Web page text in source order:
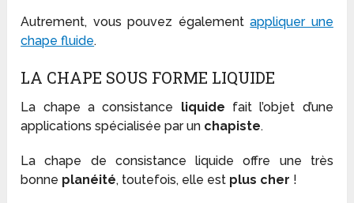
Autrement, vous pouvez égalementappliquer une
chape fluide.
LA CHAPE SOUS FORME LIQUIDE
La chape a consistance liquide fait l’objet d’une
applications spécialisée par un chapiste.
La chape de consistance liquide offre une très
bonne planéité, toutefois, elle est plus cher !